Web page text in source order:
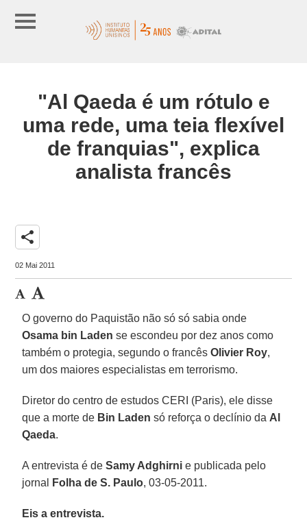
"Al Qaeda é um rótulo e
uma rede, uma teia flexível
de franquias", explica
analista francês
share
02 Mai 2011
O governo do Paquistão não só só sabia onde
Osama bin Laden se escondeu por dez anos como
também o protegia, segundo o francêsOlivier Roy,
um dos maiores especialistas em terrorismo.
Diretor do centro de estudos CERI (Paris), ele disse
que a morte de Bin Laden só reforça o declínio da Al
Qaeda.
A entrevista é deSamy Adghirni e publicada pelo
jornal
Folha de S. Paulo, 03-05-2011.
Eis a entrevista.